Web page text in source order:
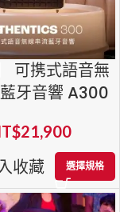
可携式語音無
牙音響 A300
21,900
收藏
選擇規格